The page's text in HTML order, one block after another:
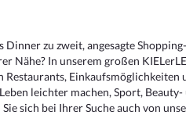
zu zweit, angesagte
In unserem großen
leichter machen, Sport,
sich bei Ihrer Suche auch von